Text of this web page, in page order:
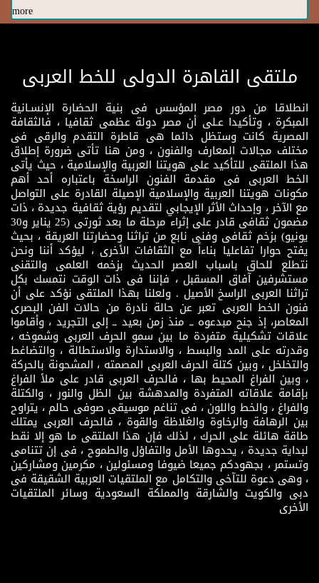
more
ملتقى القاهرة الدولى للخط العربى
انطلاقا من دور مصر المؤسس فى بنية الحضارة الإنسـانية
المبكرة ، وتأكيدا عـلى أن مصر دولة عظمى ثقافيا ، فالثقافة
المصرية كانت وستظل دائما هى قاطرة التقدم والرقى فى
مختلف مجالات المعارف والفنون ، ومن هنا تأتى ضرورة إطلاق
هذا الملتقى للتأكيد على هويتنا العربية والإسلامية ، حيث يأتى
الخط العربى فى مقدمة الفنون الراسخة باعتباره أحد أهم
مكونات هويتنا العربية والإسلامية الإصيلة القادرة على التواصل
مع الآخر ، وإحداث الأثر الإيجابي لتقديم رؤية ثقافية جديدة ، ذات
مضمون ثقافى قادر على إثراء مرحلة ما بعد ثورتى (25 يناير و30
يونيو) بزخم ثقافى وفنى نابع من تراثنا وحضارتنا العريقة ، بحيث
يفتح حوارا تفاعليا بناءاً مع الثقافات الأخرى ، ليؤكد أننا ونحن
نتطلع للحاق باسباب العصر الحديث بزخمه العلمى والتقنى
مستشرفين آفاق المسقبل ، فإننا فى ذات الوقت نتمسك بكل
تراثنا العربى الراسخ الأصيل . ولعلنا بهذا الملتقى نؤكد على أن
فنون الخط العربى تعبر عن حالة نادرة من حالات الفن البصرى
المعاصر، إذ جنح مبدعوه ــ منذ زمن بعيد ــ إلى التجريد ، وأقاموا
علاقات تشكيلية متفردة ما بين سمو الحرف العربى وشموخه ،
وقدرته على المد والبسط ، والاستدارة والاستطالة ، والتضاغط
والتخلخل ، وبين كتلة الحرف العربى المصمته ، المشحونة بالحركة
، وبين الفراغ المحيط بها ، فالحرف العربى قادر على ملأ الفراغ
بإقامة علاقاته المتفردة والمدهشة بين الظل والنور ، والكتلة
والفراغ ، والخط واللون ، فى تناغم موسيقى صوفى حالم ، يتراوح
بين الرهافة والرخاوة والغلاظة والقوة ، فالحرف العربى يمتلك
طاقة هائلة على الحرك ، لذلك فإن هذا الملتقى ما هو إلا نقط
لبداية جديدة ، يحدوها الأمل والتفاؤل والطموح ، فى إن تتنامى
وتستمر ، بجهودكم جميعا ضيوفا ومسئولين ، مكرمين ومشاركين
، وهى دعوة للتآخى والتكامل مع الملتقيات العربية الشقيقة فى
دبى والكويت والشارقة والمملكة السعودية وسائر الملتقيات
الأخرى